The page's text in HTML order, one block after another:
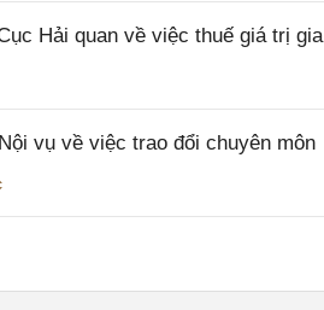
Hải quan về việc thuế giá trị
vụ về việc trao đổi chuyên môn